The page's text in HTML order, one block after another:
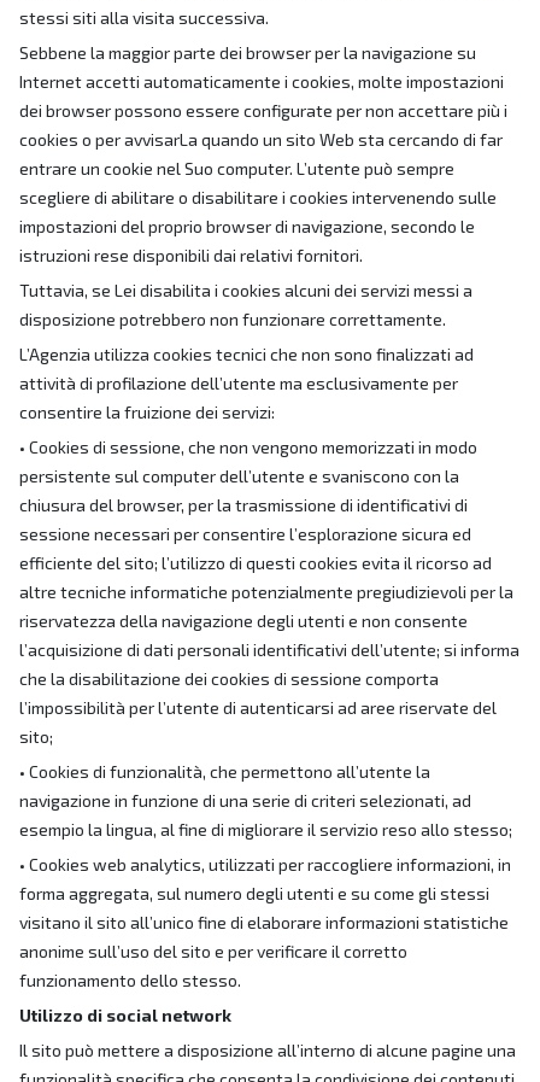
stessi siti alla visita successiva.
Sebbene la maggior parte dei browser per la navigazione su
Internet accetti automaticamente i cookies, molte impostazioni
dei browser possono essere configurate per non accettare più i
cookies o per avvisarLa quando un sito Web sta cercando di far
entrare un cookie nel Suo computer. L’utente può sempre
scegliere di abilitare o disabilitare i cookies intervenendo sulle
impostazioni del proprio browser di navigazione, secondo le
istruzioni rese disponibili dai relativi fornitori.
Tuttavia, se Lei disabilita i cookies alcuni dei servizi messi a
disposizione potrebbero non funzionare correttamente.
L’Agenzia utilizza cookies tecnici che non sono finalizzati ad
attività di profilazione dell’utente ma esclusivamente per
consentire la fruizione dei servizi:
• Cookies di sessione, che non vengono memorizzati in modo
persistente sul computer dell’utente e svaniscono con la
chiusura del browser, per la trasmissione di identificativi di
sessione necessari per consentire l’esplorazione sicura ed
efficiente del sito; l’utilizzo di questi cookies evita il ricorso ad
altre tecniche informatiche potenzialmente pregiudizievoli per la
riservatezza della navigazione degli utenti e non consente
l’acquisizione di dati personali identificativi dell’utente; si informa
che la disabilitazione dei cookies di sessione comporta
l’impossibilità per l’utente di autenticarsi ad aree riservate del
sito;
• Cookies di funzionalità, che permettono all’utente la
navigazione in funzione di una serie di criteri selezionati, ad
esempio la lingua, al fine di migliorare il servizio reso allo stesso;
• Cookies web analytics, utilizzati per raccogliere informazioni, in
forma aggregata, sul numero degli utenti e su come gli stessi
visitano il sito all’unico fine di elaborare informazioni statistiche
anonime sull’uso del sito e per verificare il corretto
funzionamento dello stesso.
Utilizzo di social network
Il sito può mettere a disposizione all’interno di alcune pagine una